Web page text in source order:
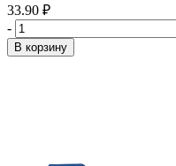
33.90 ₽
-
В корзину